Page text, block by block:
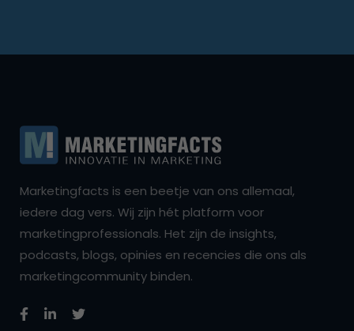
Marketingfacts is een beetje van ons allemaal,
iedere dag vers. Wij zijn hét platform voor
marketingprofessionals. Het zijn de insights,
podcasts, blogs, opinies en recencies die ons als
marketingcommunity binden.